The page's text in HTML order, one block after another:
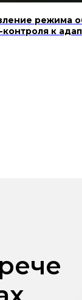
режима
контроля к